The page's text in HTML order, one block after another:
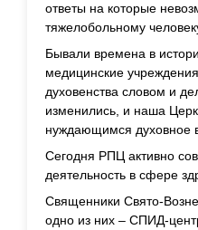
ответы на которые
тяжелобольному
Бывали времена в
медицинские
духовенства словом и
изменились, и наша
нуждающимся духовное
Сегодня РПЦ активно
деятельность в сфере
Священники Свято-
одно из них – СПИД-